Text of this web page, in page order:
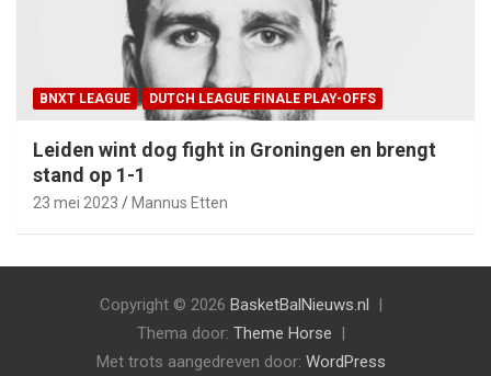
BNXT LEAGUE DUTCH LEAGUE FINALE PLAY-OFFS
Leiden wint dog fight in Groningen en brengt
stand op 1-1
23 mei 2023 Mannus Etten
Copyright © 2026 BasketBalNieuws.nl
Thema door: Theme Horse
Met trots aangedreven door: WordPress